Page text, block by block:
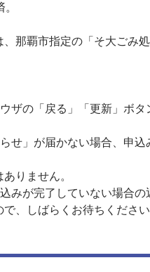
那覇市指定の「そ大ごみ
ザの「戻る」「更新」ボ
せ」が届かない場合、申
りません。
みが完了していない場合
、しばらくお待ちください